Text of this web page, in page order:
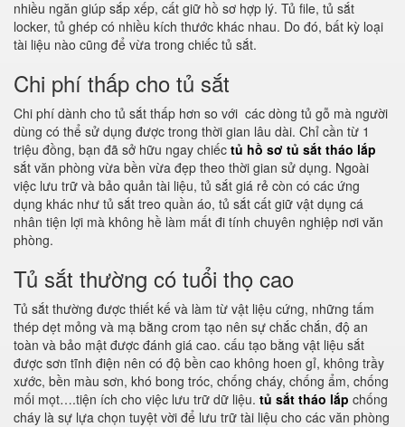
nhiều ngăn giúp sắp xếp, cất giữ hồ sơ hợp lý. Tủ file, tủ sắt
locker, tủ ghép có nhiều kích thước khác nhau. Do đó, bất kỳ loại
tài liệu nào cũng để vừa trong chiếc tủ sắt.
Chi phí thấp cho tủ sắt
Chi phí dành cho tủ sắt thấp hơn so với các dòng tủ gỗ mà người
dùng có thể sử dụng được trong thời gian lâu dài. Chỉ cần từ 1
triệu đồng, bạn đã sở hữu ngay chiếc tủ hồ sơ tủ sắt tháo lắp
sắt văn phòng vừa bền vừa đẹp theo thời gian sử dụng. Ngoài
việc lưu trữ và bảo quản tài liệu, tủ sắt giá rẻ còn có các ứng
dụng khác như tủ sắt treo quần áo, tủ sắt cất giữ vật dụng cá
nhân tiện lợi mà không hề làm mất đi tính chuyên nghiệp nơi văn
phòng.
Tủ sắt thường có tuổi thọ cao
Tủ sắt thường được thiết kế và làm từ vật liệu cứng, những tấm
thép dẹt mỏng và mạ bằng crom tạo nên sự chắc chắn, độ an
toàn và bảo mật được đánh giá cao. cấu tạo bằng vật liệu sắt
được sơn tĩnh điện nên có độ bền cao không hoen gỉ, không trầy
xước, bền màu sơn, khó bong tróc, chống cháy, chống ẩm, chống
mối mọt….tiện ích cho việc lưu trữ dữ liệu. tủ sắt tháo lắp chống
cháy là sự lựa chọn tuyệt vời để lưu trữ tài liệu cho các văn phòng